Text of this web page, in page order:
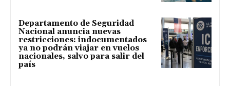
Departamento de Seguridad
Nacional anuncia nuevas
restricciones: indocumentados
ya no podrán viajar en vuelos
nacionales, salvo para salir del
país